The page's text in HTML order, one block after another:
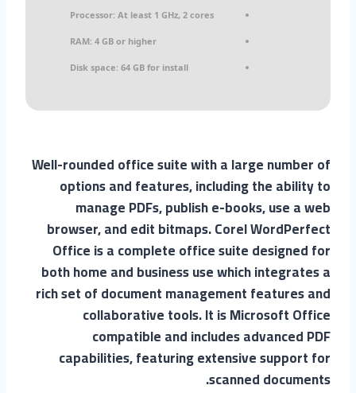
Processor: At least 1 GHz, 2 cores
RAM: 4 GB or higher
Disk space: 64 GB for install
Well-rounded office suite with a large number of
options and features, including the ability to
manage PDFs, publish e-books, use a web
browser, and edit bitmaps. Corel WordPerfect
Office is a complete office suite designed for
both home and business use which integrates a
rich set of document management features and
collaborative tools. It is Microsoft Office
compatible and includes advanced PDF
capabilities, featuring extensive support for
scanned documents.